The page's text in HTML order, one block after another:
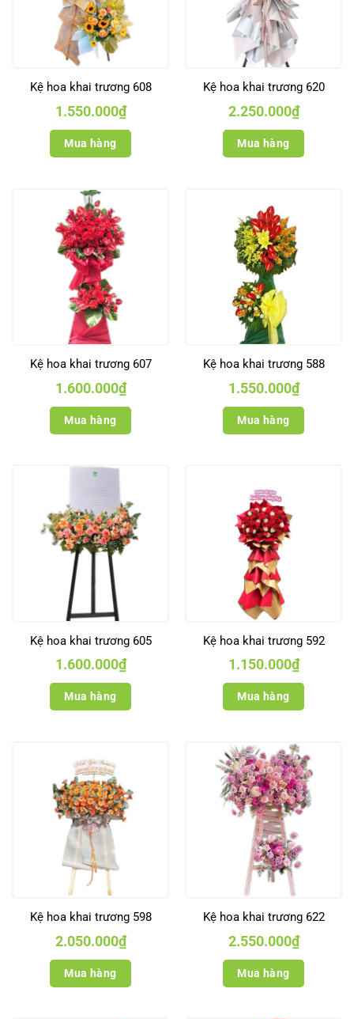
Kệ hoa khai trương 608
1.550.000₫
Mua hàng
Kệ hoa khai trương 620
2.250.000₫
Mua hàng
Kệ hoa khai trương 607
1.600.000₫
Mua hàng
Kệ hoa khai trương 588
1.550.000₫
Mua hàng
Kệ hoa khai trương 605
1.600.000₫
Mua hàng
Kệ hoa khai trương 592
1.150.000₫
Mua hàng
Kệ hoa khai trương 598
2.050.000₫
Mua hàng
Kệ hoa khai trương 622
2.550.000₫
Mua hàng